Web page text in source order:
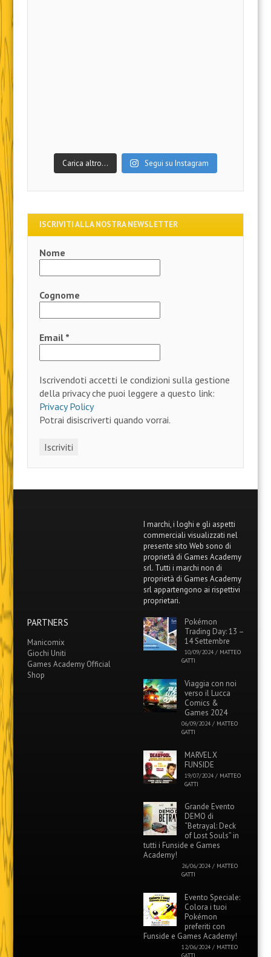
Carica altro… Segui su Instagram
ISCRIVITI ALLA NOSTRA NEWSLETTER
Nome
Cognome
Email *
Iscrivendoti accetti le condizioni sulla gestione
della privacy che puoi leggere a questo link:
Privacy Policy
Potrai disiscriverti quando vorrai.
I marchi, i loghi e gli aspetti
commerciali visualizzati nel
presente sito Web sono di
proprietà di Games Academy
srl. Tutti i marchi non di
proprietà di Games Academy
srl appartengono ai rispettivi
proprietari.
PARTNERS
Manicomix
Giochi Uniti
Games Academy Official
Shop
Pokémon
Trading Day: 13 –
14 Settembre
10/09/2024 / MATTEO
GATTI
Viaggia con noi
verso il Lucca
Comics &
Games 2024
06/09/2024 / MATTEO
GATTI
MARVEL X
FUNSIDE
19/07/2024 / MATTEO
GATTI
Grande Evento
DEMO di
“Betrayal: Deck
of Lost Souls” in
tutti i Funside e Games
Academy!
26/06/2024 / MATTEO
GATTI
Evento Speciale:
Colora i tuoi
Pokémon
preferiti con
Funside e Games Academy!
12/06/2024 / MATTEO